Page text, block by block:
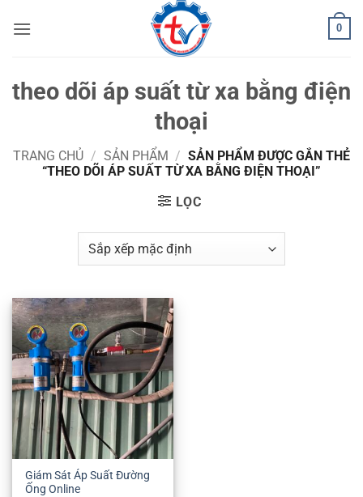
qua
0
theo dõi áp suất từ xa bằng điện
thoại
TRANG CHỦ / SẢN PHẨM / SẢN PHẨM ĐƯỢC GẮN THẺ
“THEO DÕI ÁP SUẤT TỪ XA BẰNG ĐIỆN THOẠI”
LỌC
Giám Sát Áp Suất Đường
Ống Online